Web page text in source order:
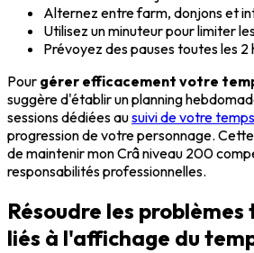
Alternez entre farm, donjons et
Utilisez un minuteur pour limiter
Prévoyez des pauses toutes les 2
Pour gérer efficacement votre
suggère d'établir un planning
sessions dédiées ausuivi de votre
progression de votre personnage.
de maintenir mon Crâ niveau 200
responsabilités professionnelles.
Résoudre les problèmes
liés à l'affichage du